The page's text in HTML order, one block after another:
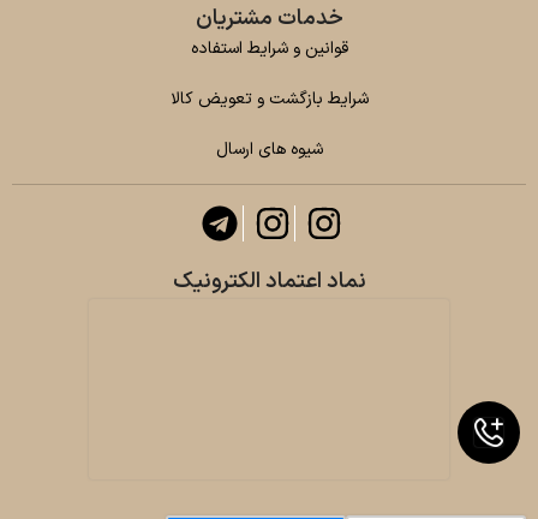
خدمات مشتریان
قوانین و شرایط استفاده
شرایط بازگشت و تعویض کالا
شیوه های ارسال
نماد اعتماد الکترونیک